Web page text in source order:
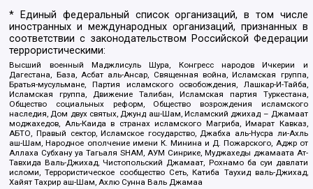
* Единый федеральный список организаций, в том числе
иностранных и международных организаций, признанных в
соответствии с законодательством Российской Федерации
террористическими:
Высший военный Маджлисуль Шура, Конгресс народов Ичкерии и
Дагестана, База, Асбат аль-Ансар, Священная война, Исламская группа,
Братья-мусульмане, Партия исламского освобождения, Лашкар-И-Тайба,
Исламская группа, Движение Талибан, Исламская партия Туркестана,
Общество социальных реформ, Общество возрождения исламского
наследия, Дом двух святых, Джунд аш-Шам, Исламский джихад – Джамаат
моджахедов, Аль-Каида в странах исламского Магриба, Имарат Кавказ,
АБТО, Правый сектор, Исламское государство, Джабха аль-Нусра ли-Ахль
аш-Шам, Народное ополчение имени К. Минина и Д. Пожарского, Аджр от
Аллаха Субхану уа Тагьаля SHAM, АУМ Синрике, Муджахеды джамаата Ат-
Тавхида Валь-Джихад, Чистопольский Джамаат, Рохнамо ба суи давлати
исломи, Террористическое сообщество Сеть, Катиба Таухид валь-Джихад,
Хайят Тахрир аш-Шам, Ахлю Сунна Валь Джамаа